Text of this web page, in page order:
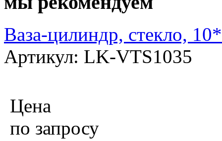
Ваза-цилиндр, стекло,
Артикул: LK-VTS1035
Цена
по запросу